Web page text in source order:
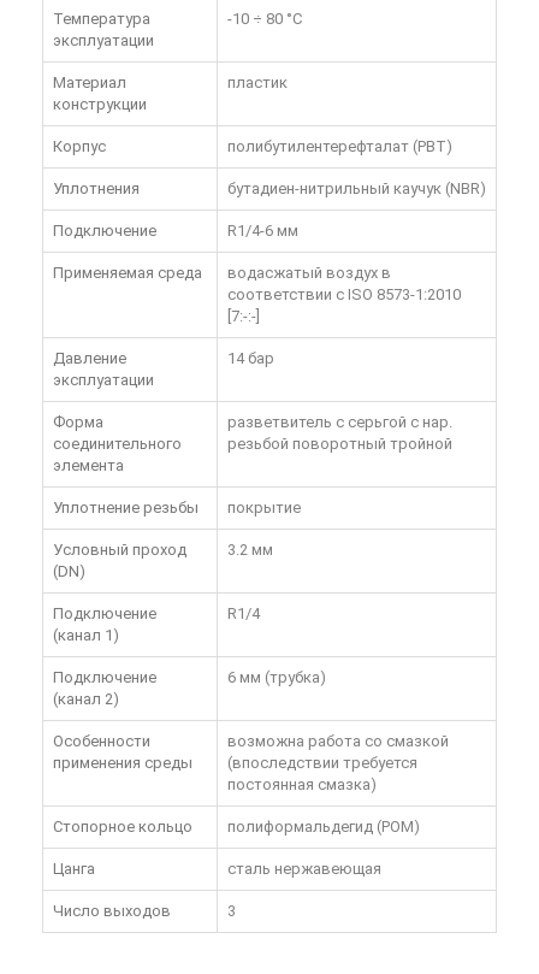
Температура
эксплуатации
-10 ÷ 80 °C
Материал
конструкции
пластик
Корпус полибутилентерефталат (PBT)
Уплотнения бутадиен-нитрильный каучук (NBR)
Подключение R1/4-6 мм
Применяемая среда
водасжатый воздух в
соответствии с ISO 8573-1:2010
[7:-:-]
Давление
эксплуатации
14 бар
Форма
соединительного
элемента
разветвитель с серьгой с нар.
резьбой поворотный тройной
Уплотнение резьбы покрытие
Условный проход
(DN)
3.2 мм
Подключение
(канал 1)
R1/4
Подключение
(канал 2)
6 мм (трубка)
Особенности
применения среды
возможна работа со смазкой
(впоследствии требуется
постоянная смазка)
Стопорное кольцо полиформальдегид (POM)
Цанга сталь нержавеющая
Число выходов 3